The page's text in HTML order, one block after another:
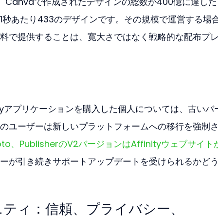
あたり433のデザインです。その規模で運営する場
で提供することは、寛大さではなく戦略的な配布プ
プリケーションを購入した個人については、古いバ
ユーザーは新しいプラットフォームへの移行を強制
、PublisherのV2バージョンはAffinityウェブサイト
が引き続きサポートアップデートを受けられるかど
ィ：信頼、プライバシー、